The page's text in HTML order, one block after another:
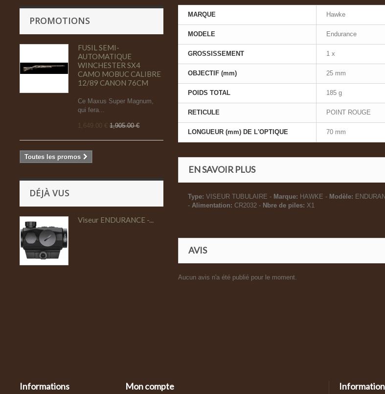
PROMOTIONS
FUSIL SEMI-
AUTOMATIQUE
WINCHESTER SX4
CAMO MOBUC CALIBRE
12/89 CANON 76CM
Ce Maxus Super Magnum,
qui fera...
1,649.00 €1,905.00 €
Toutes les promos
DÉJÀ VUS
Viseur ENDURANCE -...
MARQUE Hawke
MODELE Endurance
GROSSISSEMENT 1 x
OBJECTIF (mm) 25 mm
POIDS TOTAL 185 g
RETICULE POINT ROUGE
LONGUEUR (mm) DE L'OPTIQUE 70 mm
EN SAVOIR PLUS
Type: VISEUR TUBULAIRE - Marque: HAWKE - Modèle:
- Alimentation: CR2032 - Nbre de piles: X1
AVIS
Aucun avis n'a été publié pour le moment.
Informations Mon compte